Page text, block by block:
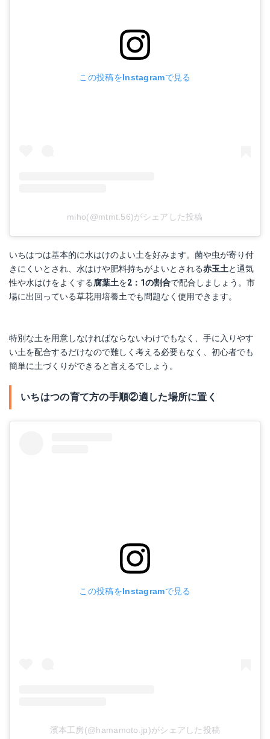
この投稿をInstagramで見る
miho(@mtmt.56)がシェアした投稿
いちはつは基本的に水はけのよい土を好みます。菌や虫が寄り付
きにくいとされ、水はけや肥料持ちがよいとされる赤玉土と通気
性や水はけをよくする腐葉土を2：1の割合で配合しましょう。市
場に出回っている草花用培養土でも問題なく使用できます。
特別な土を用意しなければならないわけでもなく、手に入りやす
い土を配合するだけなので難しく考える必要もなく、初心者でも
簡単に土づくりができると言えるでしょう。
いちはつの育て方の手順②適した場所に置く
この投稿をInstagramで見る
濱本工房(@hamamoto.jp)がシェアした投稿